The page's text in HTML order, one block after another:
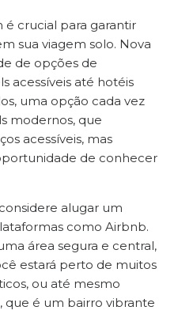
crucial para garantir
sua viagem solo. Nova
de opções de
acessíveis até hotéis
uma opção cada vez
modernos, que
acessíveis, mas
de conhecer
alugar um
como Airbnb.
área segura e central,
estará perto de muitos
ou até mesmo
que é um bairro vibrante